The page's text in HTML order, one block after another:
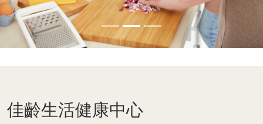
佳齡生活健康中心